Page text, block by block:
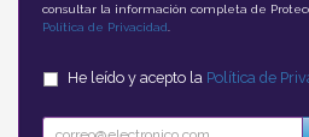
consultar la información completa de
Política de Privacidad
He leído y acepto la Política de